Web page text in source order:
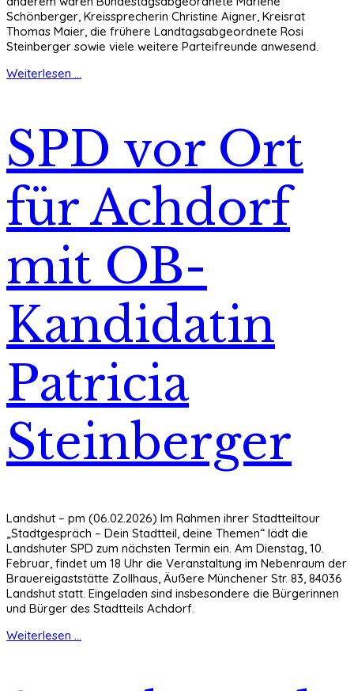
Schönberger, Kreissprecherin Christine Aigner, Kreisrat
Thomas Maier, die frühere Landtagsabgeordnete Rosi
Steinberger sowie viele weitere Parteifreunde anwesend.
Weiterlesen ...
SPD vor Ort
für Achdorf
mit OB-
Kandidatin
Patricia
Steinberger
Landshut – pm (06.02.2026) Im Rahmen ihrer Stadtteiltour
„Stadtgespräch – Dein Stadtteil, deine Themen“ lädt die
Landshuter SPD zum nächsten Termin ein. Am Dienstag, 10.
Februar, findet um 18 Uhr die Veranstaltung im Nebenraum der
Brauereigaststätte Zollhaus, Äußere Münchener Str. 83, 84036
Landshut statt. Eingeladen sind insbesondere die Bürgerinnen
und Bürger des Stadtteils Achdorf.
Weiterlesen ...